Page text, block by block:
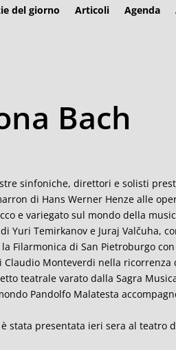
del giorno Articoli Agenda
Bach
sinfoniche, direttori e solisti
di Hans Werner Henze alle
e variegato sul mondo della
Yuri Temirkanov e Juraj Valčuha,
Filarmonica di San Pietroburgo
Claudio Monteverdi nella
teatrale varato dalla Sagra
Pandolfo Malatesta
stata presentata ieri sera al